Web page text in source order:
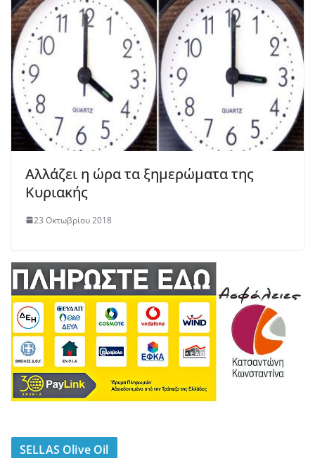
Αλλάζει η ώρα τα ξημερώματα της
Κυριακής
23 Οκτωβρίου 2018
SELLAS Olive Oil